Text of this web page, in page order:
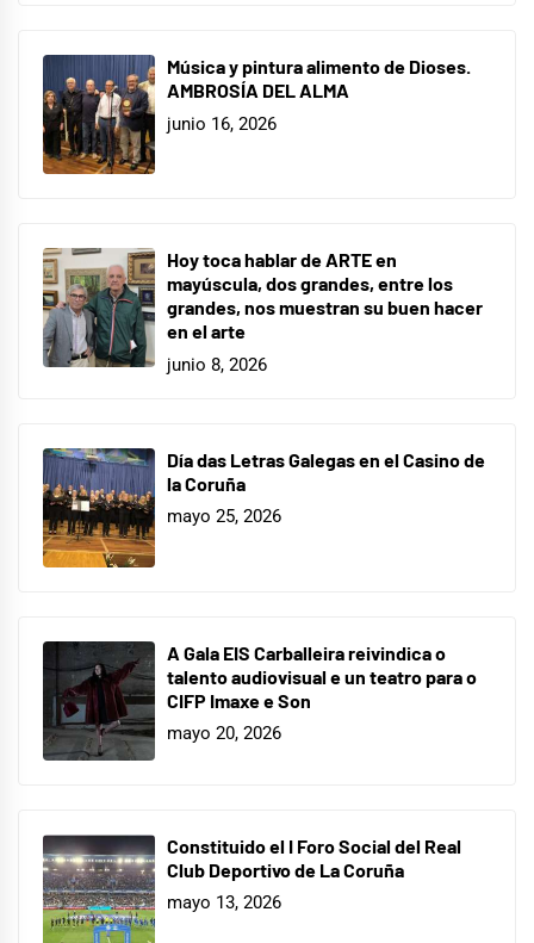
Música y pintura alimento de Dioses.
AMBROSÍA DEL ALMA
junio 16, 2026
Hoy toca hablar de ARTE en
mayúscula, dos grandes, entre los
grandes, nos muestran su buen hacer
en el arte
junio 8, 2026
Día das Letras Galegas en el Casino de
la Coruña
mayo 25, 2026
A Gala EIS Carballeira reivindica o
talento audiovisual e un teatro para o
CIFP Imaxe e Son
mayo 20, 2026
Constituido el I Foro Social del Real
Club Deportivo de La Coruña
mayo 13, 2026